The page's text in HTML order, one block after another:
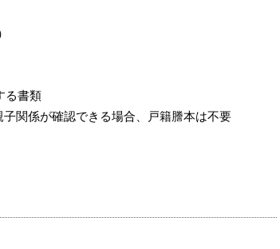
る書類
係が確認できる場合、戸籍謄本は不要